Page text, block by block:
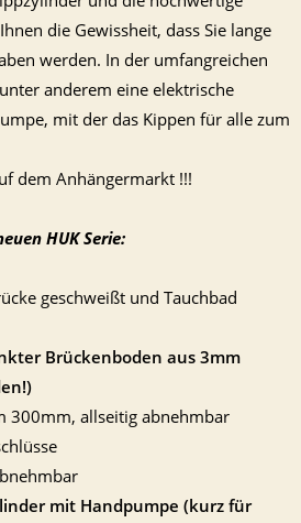
die Gewissheit, dass Sie lange
werden. In der umfangreichen
anderem eine elektrische
mit der das Kippen für alle zum
dem Anhängermarkt !!!
HUK Serie:
geschweißt und Tauchbad
Brückenboden aus 3mm
300mm, allseitig abnehmbar
mit Handpumpe (kurz für